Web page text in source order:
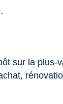
sur la